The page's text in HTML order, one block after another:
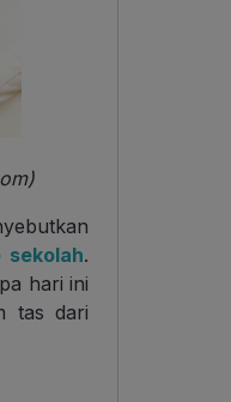
sekolah.
hari ini
tas dari